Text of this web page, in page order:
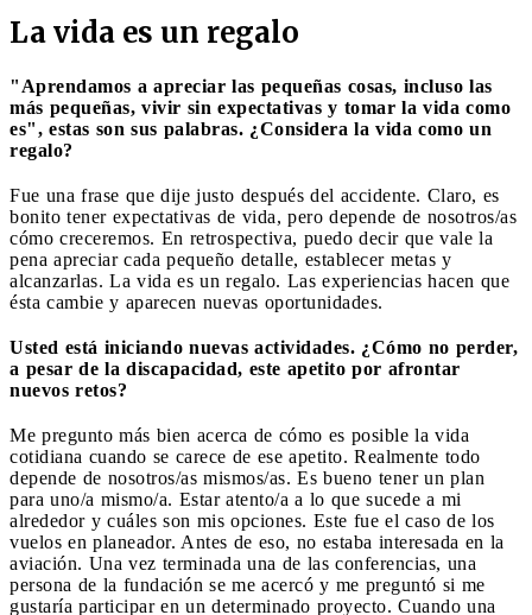
La vida es un regalo
"Aprendamos a apreciar las pequeñas cosas, incluso las
más pequeñas, vivir sin expectativas y tomar la vida como
es", estas son sus palabras. ¿Considera la vida como un
regalo?
Fue una frase que dije justo después del accidente. Claro, es
bonito tener expectativas de vida, pero depende de nosotros/as
cómo creceremos. En retrospectiva, puedo decir que vale la
pena apreciar cada pequeño detalle, establecer metas y
alcanzarlas. La vida es un regalo. Las experiencias hacen que
ésta cambie y aparecen nuevas oportunidades.
Usted está iniciando nuevas actividades. ¿Cómo no perder,
a pesar de la discapacidad, este apetito por afrontar
nuevos retos?
Me pregunto más bien acerca de cómo es posible la vida
cotidiana cuando se carece de ese apetito. Realmente todo
depende de nosotros/as mismos/as. Es bueno tener un plan
para uno/a mismo/a. Estar atento/a a lo que sucede a mi
alrededor y cuáles son mis opciones. Este fue el caso de los
vuelos en planeador. Antes de eso, no estaba interesada en la
aviación. Una vez terminada una de las conferencias, una
persona de la fundación se me acercó y me preguntó si me
gustaría participar en un determinado proyecto. Cuando una